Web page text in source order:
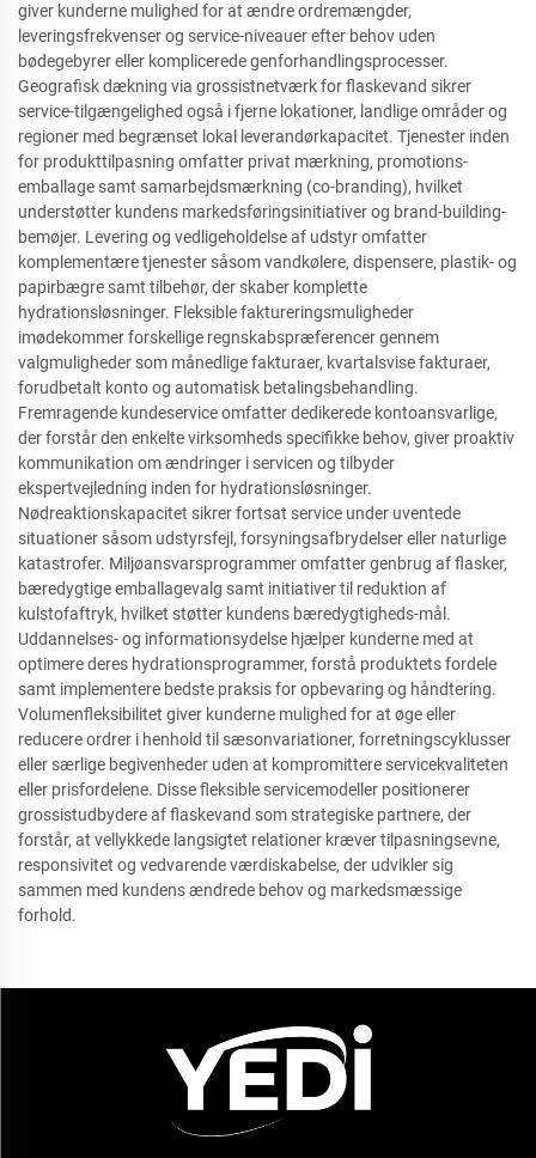
giver kunderne mulighed for at ændre ordremængder,
leveringsfrekvenser og service-niveauer efter behov uden
bødegebyrer eller komplicerede genforhandlingsprocesser.
Geografisk dækning via grossistnetværk for flaskevand sikrer
service-tilgængelighed også i fjerne lokationer, landlige områder og
regioner med begrænset lokal leverandørkapacitet. Tjenester inden
for produkttilpasning omfatter privat mærkning, promotions-
emballage samt samarbejdsmærkning (co-branding), hvilket
understøtter kundens markedsføringsinitiativer og brand-building-
bemøjer. Levering og vedligeholdelse af udstyr omfatter
komplementære tjenester såsom vandkølere, dispensere, plastik- og
papirbægre samt tilbehør, der skaber komplette
hydrationsløsninger. Fleksible faktureringsmuligheder
imødekommer forskellige regnskabspræferencer gennem
valgmuligheder som månedlige fakturaer, kvartalsvise fakturaer,
forudbetalt konto og automatisk betalingsbehandling.
Fremragende kundeservice omfatter dedikerede kontoansvarlige,
der forstår den enkelte virksomheds specifikke behov, giver proaktiv
kommunikation om ændringer i servicen og tilbyder
ekspertvejledning inden for hydrationsløsninger.
Nødreaktionskapacitet sikrer fortsat service under uventede
situationer såsom udstyrsfejl, forsyningsafbrydelser eller naturlige
katastrofer. Miljøansvarsprogrammer omfatter genbrug af flasker,
bæredygtige emballagevalg samt initiativer til reduktion af
kulstofaftryk, hvilket støtter kundens bæredygtigheds-mål.
Uddannelses- og informationsydelse hjælper kunderne med at
optimere deres hydrationsprogrammer, forstå produktets fordele
samt implementere bedste praksis for opbevaring og håndtering.
Volumenfleksibilitet giver kunderne mulighed for at øge eller
reducere ordrer i henhold til sæsonvariationer, forretningscyklusser
eller særlige begivenheder uden at kompromittere servicekvaliteten
eller prisfordelene. Disse fleksible servicemodeller positionerer
grossistudbydere af flaskevand som strategiske partnere, der
forstår, at vellykkede langsigtet relationer kræver tilpasningsevne,
responsivitet og vedvarende værdiskabelse, der udvikler sig
sammen med kundens ændrede behov og markedsmæssige
forhold.